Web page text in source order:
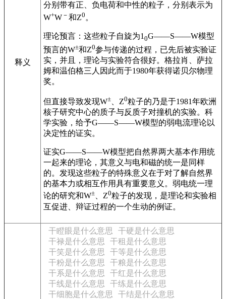
释义
分别带有正、负电荷和中性的粒子，分别表示为
W+W － 和Z0 。
理论预言：这些粒子自旋为1 0G——S——W模型
预言的W±和Z0参与传递的过程，已先后被实验证
实，并且，理论与实验符合很好。格拉肖、萨拉
姆和温伯格三人因此而于1980年获得诺贝尔物理
奖。
但直接导致发现W± 、Z0粒子的乃是于1981年欧洲
核子研究中心的质子与反质子对撞机的实验。科
学实验，给予G——S——W模型的弱电流理论以
决定性的证实。
证实G——S——W模型把自然界两大基本作用统
一起来的理论，其意义与电和磁的统一是同样
的。发现这些粒子的特殊意义在于对了解自然界
的基本力或相互作用具有重要意义。弱电统一理
论的研究和W±、Z0粒子的发现，是理论和实验相
互促进、辩证过程的一个生动的例证。
干瞪眼是什么意思
干硬是什么意思
干禄是什么意思
干租是什么意思
干笑是什么意思
干等是什么意思
干粉是什么意思
干粮是什么意思
干系是什么意思
干红是什么意思
干线是什么意思
干练是什么意思
干细胞是什么意思
干结是什么意思